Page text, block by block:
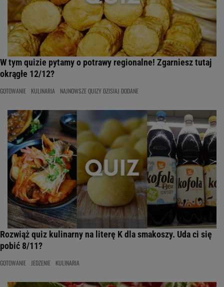
W tym quizie pytamy o potrawy regionalne! Zgarniesz tutaj
okrągłe 12/12?
GOTOWANIE KULINARIA NAJNOWSZE QUIZY DZISIAJ DODANE
Rozwiąż quiz kulinarny na literę K dla smakoszy. Uda ci się
pobić 8/11?
GOTOWANIE JEDZENIE KULINARIA